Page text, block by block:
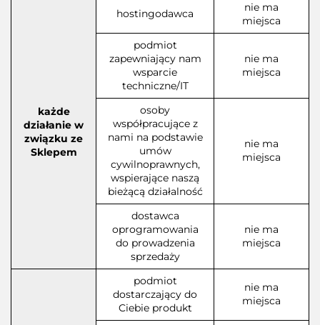
każde
działanie w
związku ze
Sklepem
hostingodawca
nie ma
miejsca
podmiot
zapewniający nam
wsparcie
techniczne/IT
nie ma
miejsca
osoby
współpracujące z
nami na podstawie
umów
cywilnoprawnych,
wspierające naszą
bieżącą działalność
nie ma
miejsca
dostawca
oprogramowania
do prowadzenia
sprzedaży
nie ma
miejsca
podmiot
dostarczający do
Ciebie produkt
nie ma
miejsca